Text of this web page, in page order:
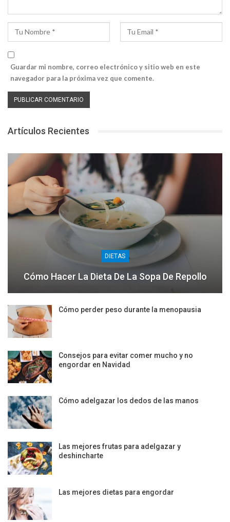
Guardar mi nombre, correo electrónico y sitio web en este
navegador para la próxima vez que comente.
Artículos Recientes
DIETAS
Cómo Hacer La Dieta De La Sopa De Repollo
Cómo perder peso durante la menopausia
Consejos para evitar comer mucho y no
engordar en Navidad
Cómo adelgazar los dedos de las manos
Las mejores frutas para adelgazar y
deshincharte
Las mejores dietas para engordar